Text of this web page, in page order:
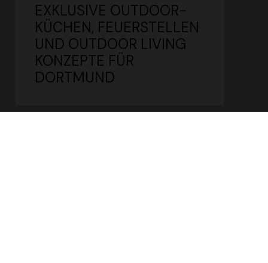
EXKLUSIVE OUTDOOR­
KÜCHEN, FEUER­STELLEN
UND OUTDOOR LIVING
KONZEPTE FÜR
DORTMUND